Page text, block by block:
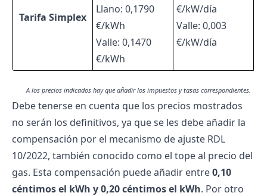
Tarifa Simplex
Llano: 0,1790
€/kWh
Valle: 0,1470
€/kWh
€/kW/día
Valle: 0,003
€/kW/día
A los precios indicados hay que añadir los impuestos y tasas correspondientes.
Debe tenerse en cuenta que los precios mostrados
no serán los definitivos, ya que se les debe añadir la
compensación por el mecanismo de ajuste RDL
10/2022, también conocido como el tope al precio del
gas. Esta compensación puede añadir entre0,10
céntimos el kWh y 0,20 céntimos el kWh. Por otro